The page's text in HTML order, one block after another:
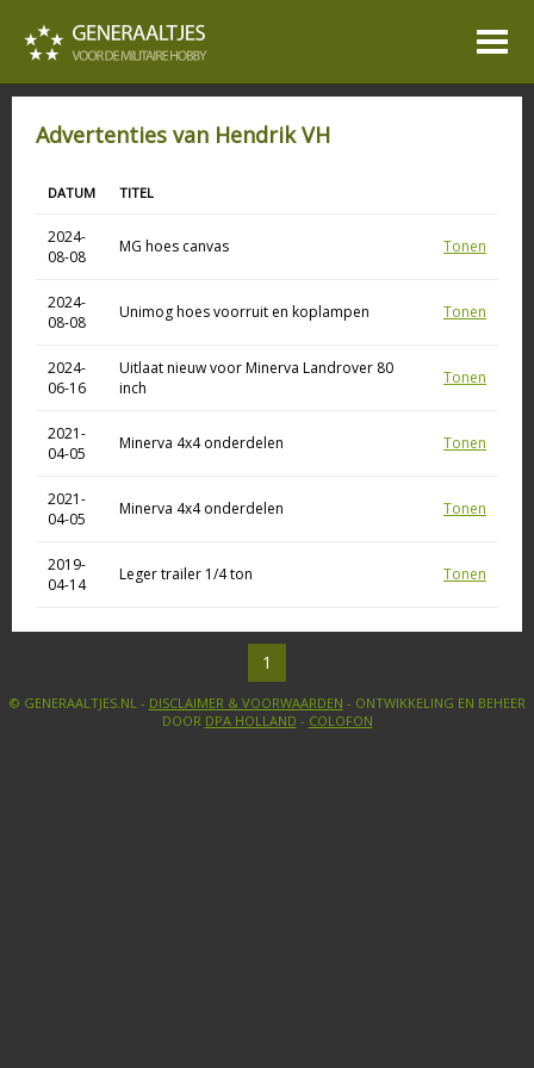
Advertenties van Hendrik VH
DATUM TITEL
2024-
08-08
MG hoes canvas Tonen
2024-
08-08
Unimog hoes voorruit en koplampen Tonen
2024-
06-16
Uitlaat nieuw voor Minerva Landrover 80
inch
Tonen
2021-
04-05
Minerva 4x4 onderdelen Tonen
2021-
04-05
Minerva 4x4 onderdelen Tonen
2019-
04-14
Leger trailer 1/4 ton Tonen
1
© GENERAALTJES.NL - DISCLAIMER & VOORWAARDEN - ONTWIKKELING EN BEHEER
DOOR DPA HOLLAND - COLOFON